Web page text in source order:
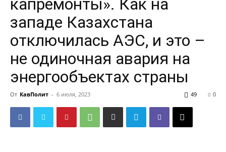
капремонты». Как на
западе Казахстана
отключилась АЭС, и это –
не одиночная авария на
энергообъектах страны
От КавПолит - 6 июля, 2023 0
49